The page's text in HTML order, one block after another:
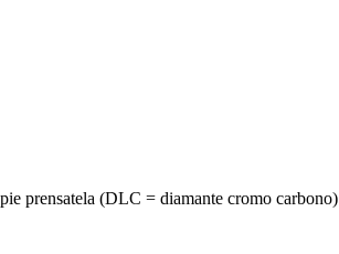
prensatela (DLC = diamante cromo carbono)